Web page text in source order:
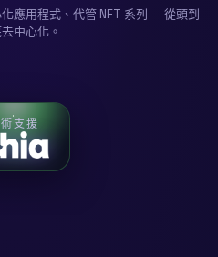
應用程式、代管 NFT 系列 — 從頭到
中心化。
支援